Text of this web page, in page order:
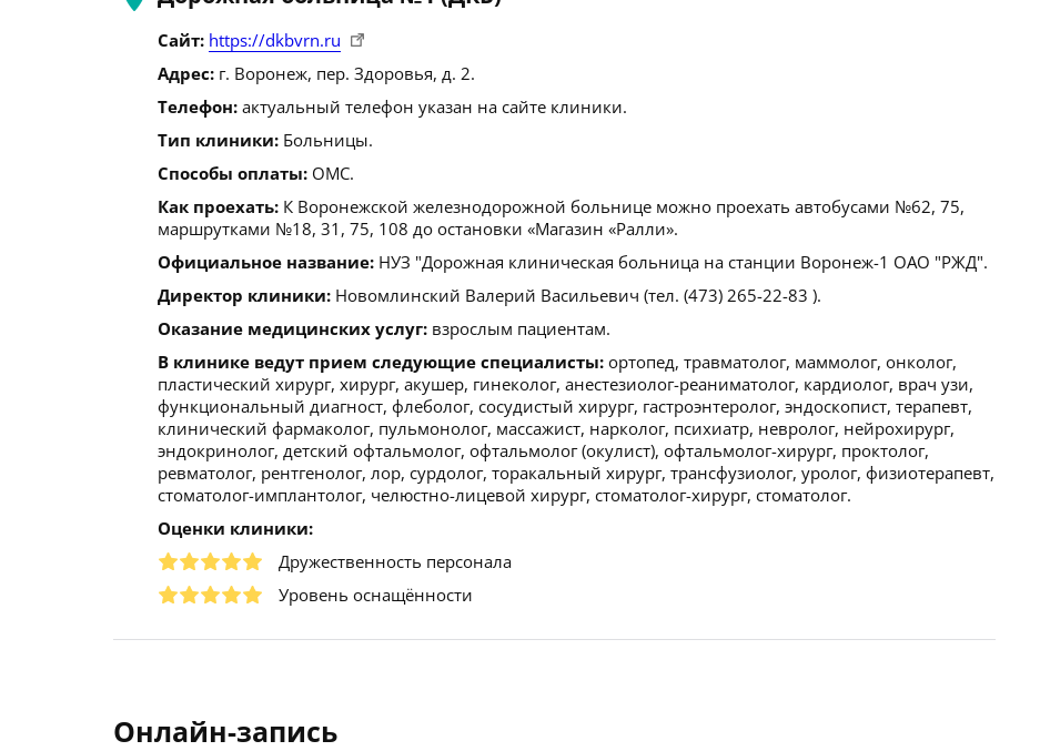
Сайт: https://dkbvrn.ru
Адрес: г. Воронеж, пер. Здоровья, д. 2.
Телефон: актуальный телефон указан на сайте клиники.
Тип клиники: Больницы.
Способы оплаты: ОМС.
Как проехать: К Воронежской железнодорожной больнице можно проехать автобусами №62, 75,
маршрутками №18, 31, 75, 108 до остановки «Магазин «Ралли».
Официальное название: НУЗ "Дорожная клиническая больница на станции Воронеж-1 ОАО "РЖД".
Директор клиники: Новомлинский Валерий Васильевич (тел. (473) 265-22-83 ).
Оказание медицинских услуг: взрослым пациентам.
В клинике ведут прием следующие специалисты: ортопед, травматолог, маммолог, онколог,
пластический хирург, хирург, акушер, гинеколог, анестезиолог-реаниматолог, кардиолог, врач узи,
функциональный диагност, флеболог, сосудистый хирург, гастроэнтеролог, эндоскопист, терапевт,
клинический фармаколог, пульмонолог, массажист, нарколог, психиатр, невролог, нейрохирург,
эндокринолог, детский офтальмолог, офтальмолог (окулист), офтальмолог-хирург, проктолог,
ревматолог, рентгенолог, лор, сурдолог, торакальный хирург, трансфузиолог, уролог, физиотерапевт,
стоматолог-имплантолог, челюстно-лицевой хирург, стоматолог-хирург, стоматолог.
Оценки клиники:
Дружественность персонала
Уровень оснащённости
Онлайн-запись